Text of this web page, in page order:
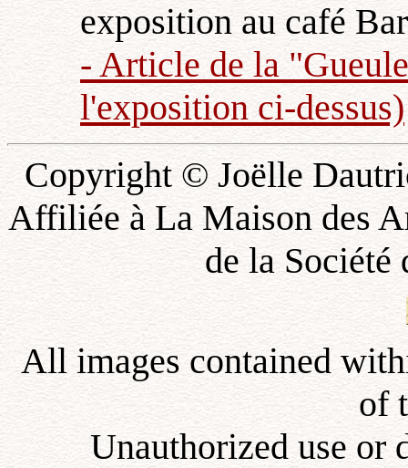
exposition au café
- Article de la
l'exposition ci-dessus)
Copyright © Joëlle
Affiliée à La Maison des
de la Société
All images contained
of
Unauthorized use or